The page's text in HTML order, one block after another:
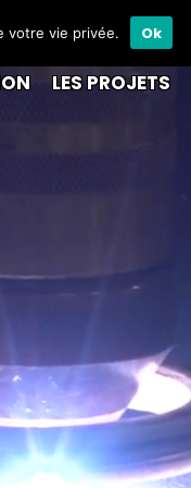
LES PROJETS
votre vie privée. Ok